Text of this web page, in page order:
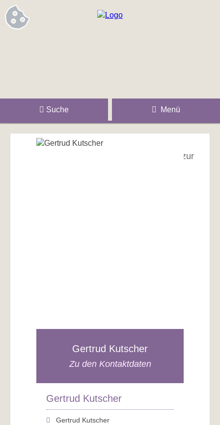
Suche Menü
Gertrud Kutscher
Zu den Kontaktdaten
Gertrud Kutscher
Gertrud Kutscher
zur